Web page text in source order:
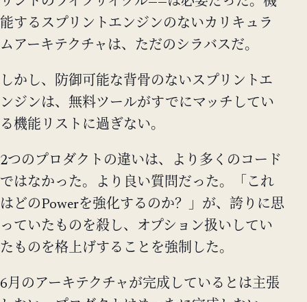
能するスプリントエンジンのないカリキュラ
ムアーキテクチャは、ただのシラバスだ。
しかし、防御可能な背骨のないスプリントエ
ンジンは、無料ツールがすでにマッチしてい
る機能リストに過ぎない。
2つのプロダクトの違いは、より多くのコード
ではなかった。より良い質問だった。「これ
はどのPowerを強化するのか？」が、誇りに思
っていたものを殺し、オプション扱いしてい
たものを格上げすることを強制した。
6月のアーキテクチャが完成しているとは主張